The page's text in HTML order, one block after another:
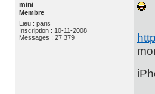
mini
Membre
Lieu : paris
Inscription : 10-11-2008
Messages : 27 379